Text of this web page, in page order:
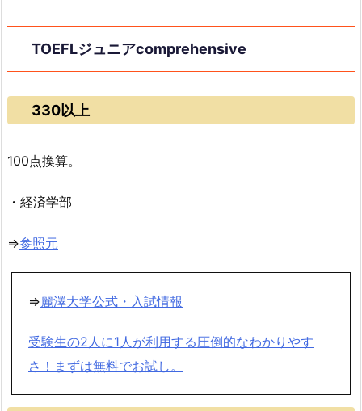
TOEFLジュニアcomprehensive
330以上
100点換算。
・経済学部
⇒参照元
⇒麗澤大学公式・入試情報
受験生の2人に1人が利用する圧倒的なわかりやす
さ！まずは無料でお試し。